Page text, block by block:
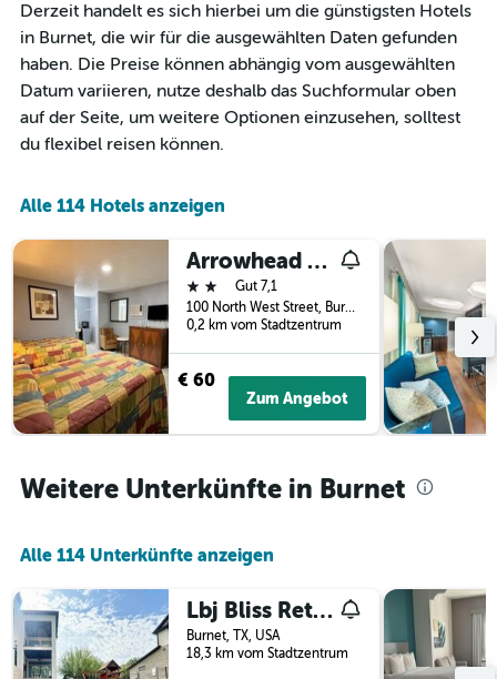
Diagramm
hat
1
X-
Achse,
die
die
Das
hat
1
Y-
Achse,
den
durchschnittlichen
Zimmerpreis
anzeigt.
Derzeit handelt es sich hierbei um die günstigsten Hotels
in Burnet, die wir für die ausgewählten Daten gefunden
haben. Die Preise können abhängig vom ausgewählten
Datum variieren, nutze deshalb das Suchformular oben
auf der Seite, um weitere Optionen einzusehen, solltest
du flexibel reisen können.
Alle 114 Hotels anzeigen
Arrowhead Motel
2 SterneGut 7,1
100 North West Street, Burnet, TX, USA
0,2 km vom Stadtzentrum
€ 60
Zum Angebot
Weitere Unterkünfte in Burnet
Alle 114 Unterkünfte anzeigen
Lbj Bliss Retreat Heated Pool Hot Tub Game Rooms
Burnet, TX, USA
18,3 km vom Stadtzentrum